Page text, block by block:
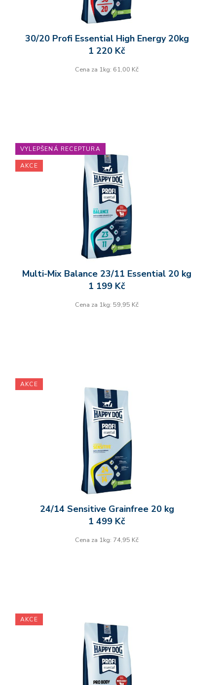
30/20 Profi Essential High Energy 20kg
1 220 Kč
Cena za 1kg: 61,00 Kč
Multi-Mix Balance 23/11 Essential 20 kg
1 199 Kč
Cena za 1kg: 59,95 Kč
VYLEPŠENÁ RECEPTURA
AKCE
24/14 Sensitive Grainfree 20 kg
1 499 Kč
Cena za 1kg: 74,95 Kč
AKCE
AKCE